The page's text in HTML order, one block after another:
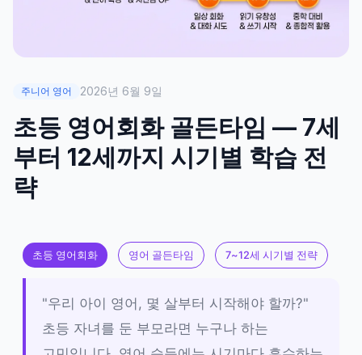
주니어 영어 2026년 6월 9일
초등 영어회화 골든타임 — 7세
부터 12세까지 시기별 학습 전
략
초등 영어회화 영어 골든타임 7~12세 시기별 전략
"우리 아이 영어, 몇 살부터 시작해야 할까?"
초등 자녀를 둔 부모라면 누구나 하는